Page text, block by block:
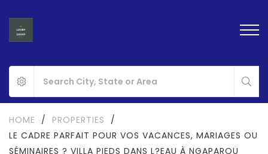
HOME / PROPERTIES
/
LE CADRE PARFAIT POUR VOS VACANCES, MARIAGES OU
SÉMINAIRES ? VILLA PIEDS DANS L?EAU À NGAPAROU